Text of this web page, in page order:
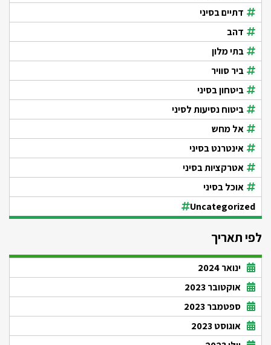
דתיים בסיני
דהב
בתי מלון
ביר סוויר
ביטחון בסיני
ביטוח נסיעות לסיני
אל מחש
אינטרנט בסיני
אטרקציות בסיני
אוכל בסיני
Uncategorized
לפי תאריך
ינואר 2024
אוקטובר 2023
ספטמבר 2023
אוגוסט 2023